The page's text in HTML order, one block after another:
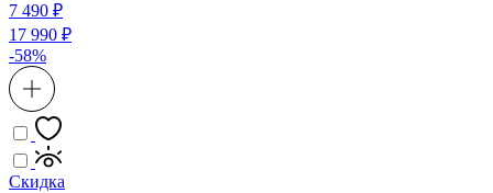
7 490 ₽
17 990 ₽
-58%
Скидка